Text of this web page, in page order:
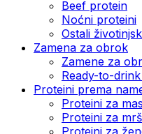
Beef protein
Noćni proteini
Ostali
Zamena za obrok
Zamene za
Ready-to-
Proteini prema
Proteini za
Proteini za
Proteini za